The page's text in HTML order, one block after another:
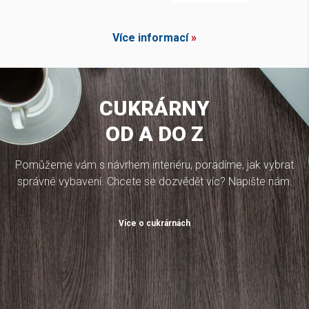
Více informací»
CUKRÁRNY
OD A DO Z
Pomůžeme vám s návrhem interiéru, poradíme, jak vybrat
správné vybavení. Chcete se dozvědět víc? Napište nám.
Více o cukrárnách